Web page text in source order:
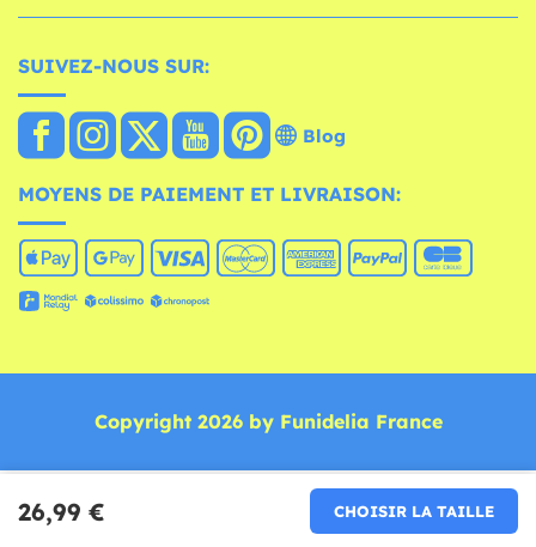
26,99 € CHOISIR LA TAILLE
SUIVEZ-NOUS SUR:
Blog
MOYENS DE PAIEMENT ET LIVRAISON:
Copyright 2026 by Funidelia France